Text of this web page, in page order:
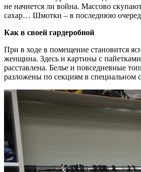
не начнется ли война. Массово
сахар… Шмотки – в последнюю
Как в своей гардеробной
При в ходе в помещение становится
женщина. Здесь и картины с
расставлена. Белье и повседневные
разложены по секциям в специальном